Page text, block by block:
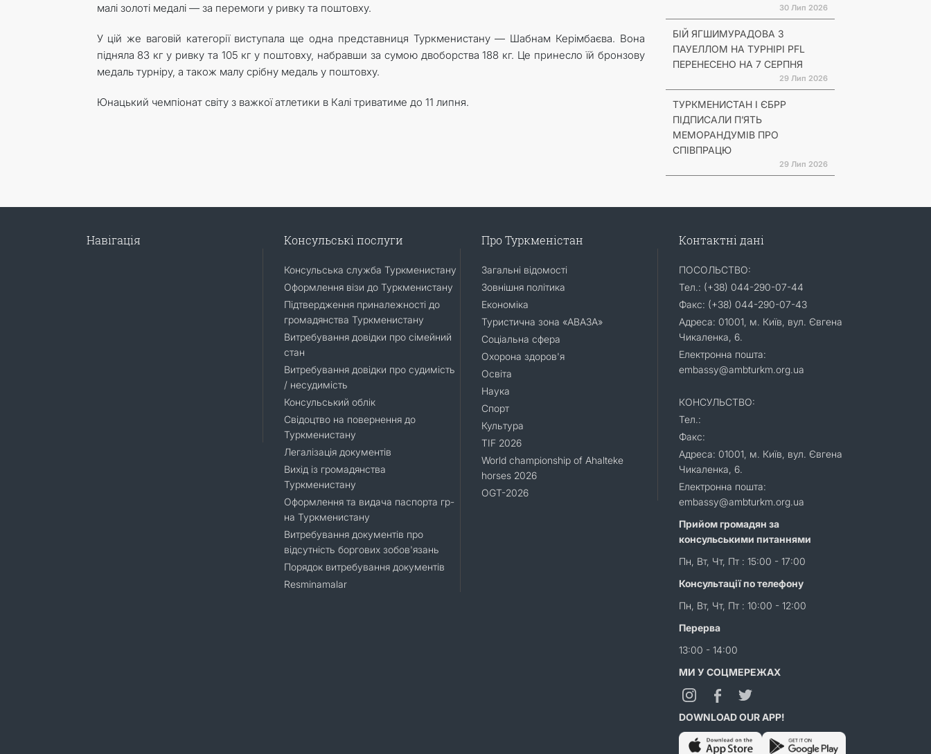
малі золоті медалі — за перемоги у ривку та поштовху.
У цій же ваговій категорії виступала ще одна представниця Туркменистану — Шабнам Керімбаєва. Вона
підняла 83 кг у ривку та 105 кг у поштовху, набравши за сумою двоборства 188 кг. Це принесло їй бронзову
медаль турніру, а також малу срібну медаль у поштовху.
Юнацький чемпіонат світу з важкої атлетики в Калі триватиме до 11 липня.
30 Лип 2026
БІЙ ЯГШИМУРАДОВА З
ПАУЕЛЛОМ НА ТУРНІРІ PFL
ПЕРЕНЕСЕНО НА 7 СЕРПНЯ
29 Лип 2026
ТУРКМЕНИСТАН І ЄБРР
ПІДПИСАЛИ П’ЯТЬ
МЕМОРАНДУМІВ ПРО
СПІВПРАЦЮ
29 Лип 2026
Навігація Консульські послуги
Консульська служба Туркменистану
Оформлення візи до Туркменистану
Підтвердження приналежності до
громадянства Туркменистану
Витребування довідки про сімейний
стан
Витребування довідки про судимість
/ несудимість
Консульський облік
Свідоцтво на повернення до
Туркменистану
Легалізація документів
Вихід із громадянства
Туркменистану
Оформлення та видача паспорта гр-
на Туркменистану
Витребування документів про
відсутність боргових зобов'язань
Порядок витребування документів
Resminamalar
Про Туркменістан
Загальні відомості
Зовнішня політика
Економіка
Туристична зона «АВАЗА»
Соціальна сфера
Охорона здоров'я
Освіта
Наука
Спорт
Культура
TIF 2026
World championship of Ahalteke
horses 2026
OGT-2026
Контактні дані
ПОСОЛЬСТВО:
Тел.: (+38) 044-290-07-44
Факс: (+38) 044-290-07-43
Адреса: 01001, м. Київ, вул. Євгена
Чикаленка, 6.
Електронна пошта:
embassy@ambturkm.org.ua
КОНСУЛЬСТВО:
Тел.:
Факс:
Адреса: 01001, м. Київ, вул. Євгена
Чикаленка, 6.
Електронна пошта:
embassy@ambturkm.org.ua
Прийом громадян за
консульськими питаннями
Пн, Вт, Чт, Пт : 15:00 - 17:00
Консультації по телефону
Пн, Вт, Чт, Пт : 10:00 - 12:00
Перерва
13:00 - 14:00
МИ У СОЦМЕРЕЖАХ
DOWNLOAD OUR APP!